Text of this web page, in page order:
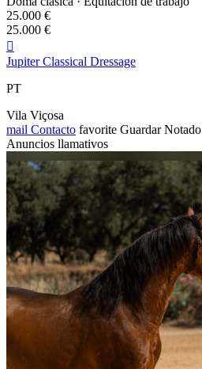
25.000 €
25.000 €

Jupiter Classical Dressage
PT
Vila Viçosa
mail Contacto favorite Guardar Notado
Anuncios llamativos